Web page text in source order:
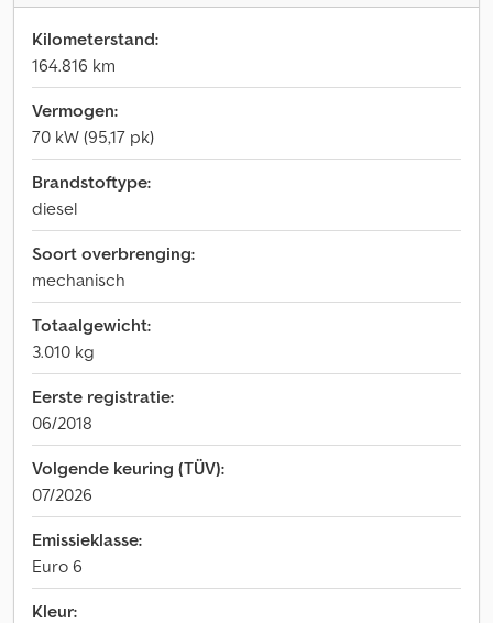
Kilometerstand:
164.816 km
Vermogen:
70 kW (95,17 pk)
Brandstoftype:
diesel
Soort overbrenging:
mechanisch
Totaalgewicht:
3.010 kg
Eerste registratie:
06/2018
Volgende keuring (TÜV):
07/2026
Emissieklasse:
Euro 6
Kleur: